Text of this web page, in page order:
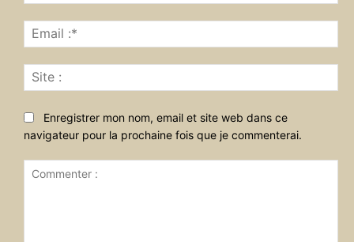
:*
:
Enregistrer mon nom, email et site web dans ce
navigateur pour la prochaine fois que je commenterai.